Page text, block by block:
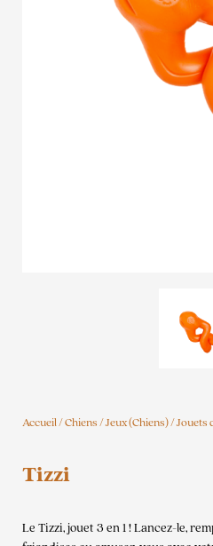
Accueil/Chiens/Jeux (Chiens)/Jouets
Tizzi
Le Tizzi, jouet 3 en 1 ! Lancez-le,